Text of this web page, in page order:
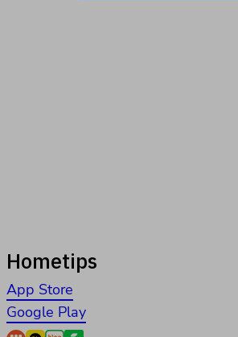
Hometips
App Store
Google Play